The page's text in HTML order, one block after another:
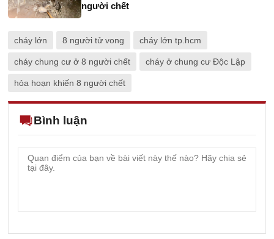
người chết
cháy lớn 8 người tử vong cháy lớn tp.hcm
cháy chung cư ở 8 người chết cháy ở chung cư Độc Lập
hỏa hoạn khiến 8 người chết
Bình luận